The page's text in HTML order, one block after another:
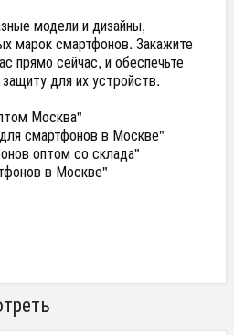
модели и дизайны,
марок смартфонов. Закажите
прямо сейчас, и обеспечьте
для их устройств.
Москва"
смартфонов в Москве"
оптом со склада"
в Москве"